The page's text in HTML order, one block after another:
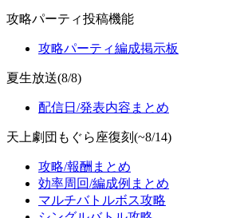
攻略パーティ投稿機能
攻略パーティ編成掲示板
夏生放送(8/8)
配信日/発表内容まとめ
天上劇団もぐら座復刻(~8/14)
攻略/報酬まとめ
効率周回/編成例まとめ
マルチバトルボス攻略